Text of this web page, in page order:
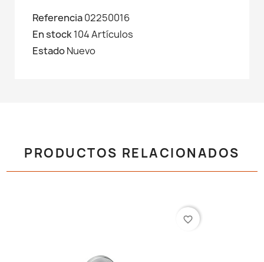
Referencia02250016
En stock104 Artículos
EstadoNuevo
PRODUCTOS RELACIONADOS
favorite_border